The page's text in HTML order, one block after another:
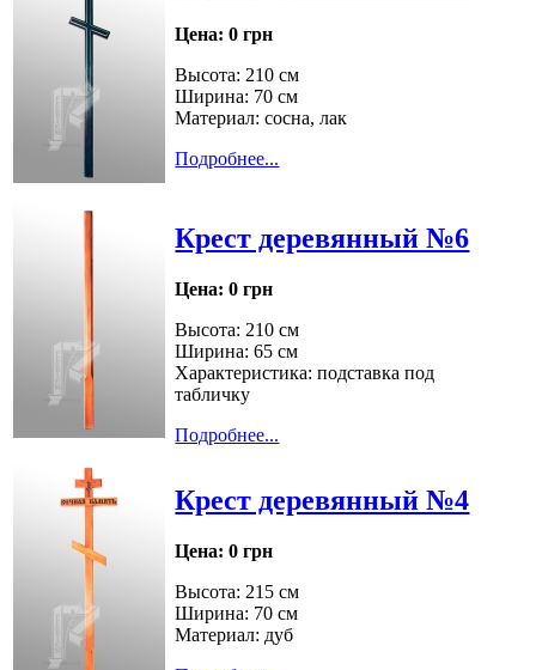
Цена: 0 грн
Высота: 210 см
Ширина: 70 см
Материал: сосна, лак
Подробнее...
Крест деревянный №6
Цена: 0 грн
Высота: 210 см
Ширина: 65 см
Характеристика: подставка под
табличку
Подробнее...
Крест деревянный №4
Цена: 0 грн
Высота: 215 см
Ширина: 70 см
Материал: дуб